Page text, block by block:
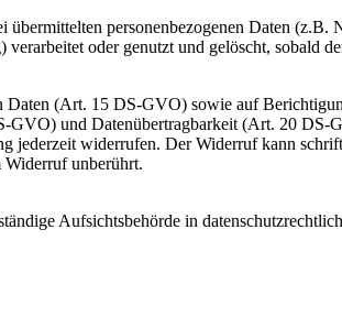
personenbezogenen Daten
oder genutzt und gelöscht, sobald
Daten (Art. 15 DS-GVO) sowie auf
und Datenübertragbarkeit (Art. 20 DS-
jederzeit widerrufen. Der Widerruf kann
Widerruf unberührt.
Aufsichtsbehörde in